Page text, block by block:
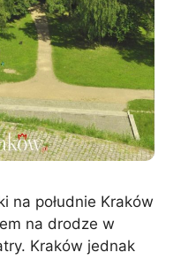
na południe Kraków
na drodze w
Kraków jednak